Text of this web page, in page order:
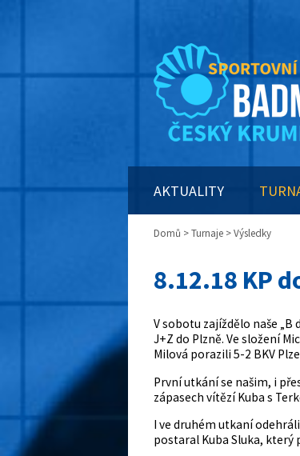
AKTUALITY
Domů >Turnaje > Výsledky
8.12.18 KP
V sobotu zajíždělo naše
J+Z do Plzně. Ve složení
Milová porazili 5-2 BKV
První utkání se našim, i
zápasech vítězí Kuba s
I ve druhém utkaní
postaral Kuba Sluka, který